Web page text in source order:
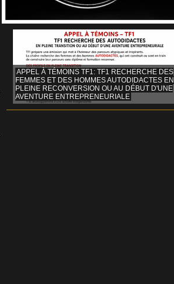
APPEL À TÉMOINS TF1: TF1 RECHERCHE DES
FEMMES ET DES HOMMES AUTODIDACTES EN
PLEINE RECONVERSION OU AU DÉBUT D'UNE
AVENTURE ENTREPRENEURIALE